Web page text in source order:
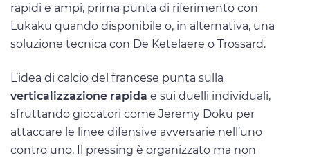
rapidi e ampi, prima punta di riferimento con
Lukaku quando disponibile o, in alternativa, una
soluzione tecnica con De Ketelaere o Trossard.
L’idea di calcio del francese punta sulla
verticalizzazione rapida e sui duelli individuali,
sfruttando giocatori come Jeremy Doku per
attaccare le linee difensive avversarie nell’uno
contro uno. Il pressing è organizzato ma non